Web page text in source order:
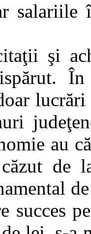
şi
au
de
succes